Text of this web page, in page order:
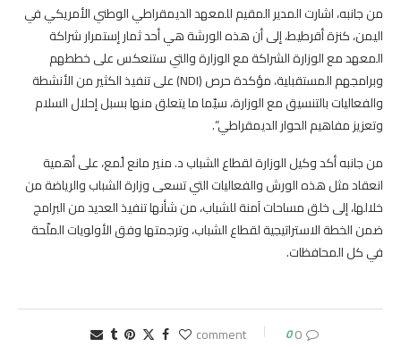
من جانبه، اشارت المدير المقيم للمعهد الديمقراطي الوطني الأمريكي في
اليمن، كنزة أقرطيط، إلى أن هذه الورشة هي أحد ثمار إستمرار شراكة
المعهد مع الوزارة الشراكة مع الوزارة والتي ستنعكس على خططهم
وبرامجهم المستقبلية، مؤكدة حرص (NDI) على تنفيذ الكثير من الأنشطة
والفعاليات بالتنسيق مع الوزارة، سيّما ما يتعلق منها بسبل إحلال السلام
وتعزيز مفاهيم الحوار الديمقراطي”.
من جانبه أكد وكيل الوزارة لقطاع الشباب د. منير مانع لُمع، على أهمية
انعقاد مثل هذه الورش والفعاليات التي تسعى وزارة الشباب والرياضة من
خلالها، إلى خلق مساحات آمنة للشباب، من شأنها تنفيذ العديد من البرامج
ضمن الخطة الاستراتيجية لقطاع الشباب، وترجمتها وفق الأولويات الملّحة
في كل المحافظات.
0 comment
0